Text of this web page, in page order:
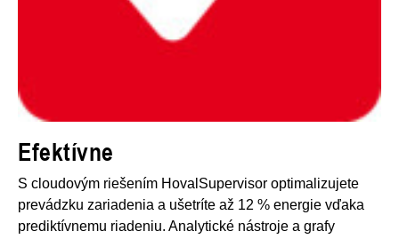
Efektívne
S cloudovým riešením HovalSupervisor optimalizujete
prevádzku zariadenia a ušetríte až 12 % energie vďaka
prediktívnemu riadeniu. Analytické nástroje a grafy